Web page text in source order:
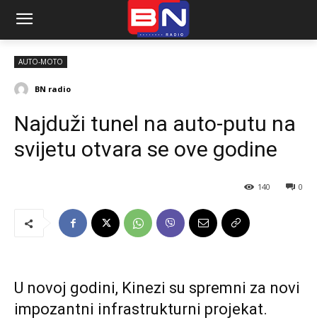
AUTO-MOTO
BN radio
Najduži tunel na auto-putu na
svijetu otvara se ove godine
0
140
U novoj godini, Kinezi su spremni za novi
impozantni infrastrukturni projekat.